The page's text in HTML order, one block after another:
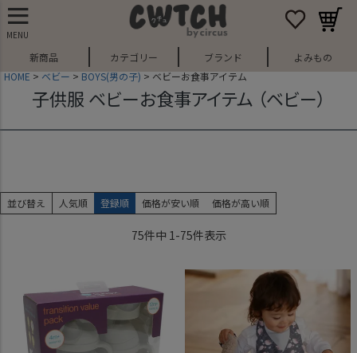
MENU
新商品 カテゴリー ブランド
よみもの
HOME
ベビー BOYS(男の子) ベビーお食事アイテム
子供服 ベビーお食事アイテム （ベビー）
並び替え 人気順 登録順 価格が安い順 価格が高い順
75件中 1-75件表示